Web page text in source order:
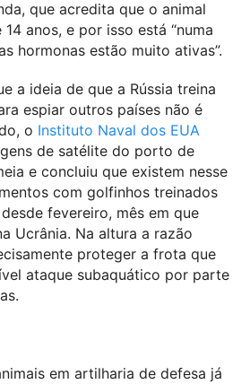
que acredita que o animal
anos, e por isso está “numa
hormonas estão muito ativas”.
a ideia de que a Rússia treina
espiar outros países não é
o Instituto Naval dos EUA
de satélite do porto de
e concluiu que existem nesse
com golfinhos treinados
fevereiro, mês em que
Ucrânia. Na altura a razão
proteger a frota que
ataque subaquático por parte
em artilharia de defesa já